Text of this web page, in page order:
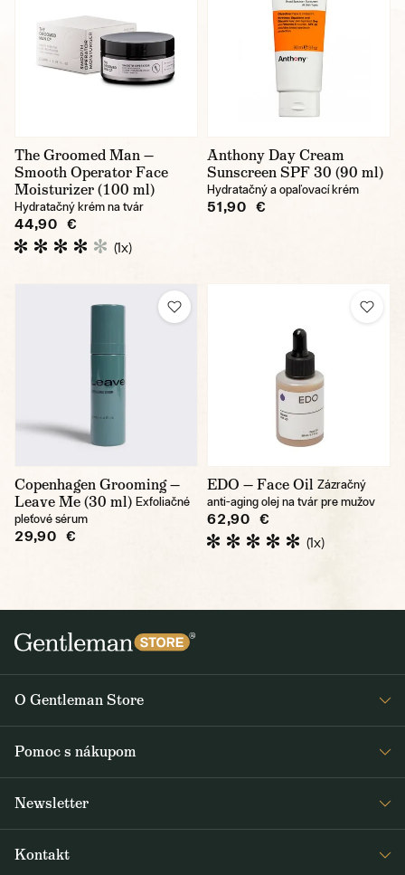
The Groomed Man —
Smooth Operator Face
Moisturizer (100 ml)
Hydratačný krém na tvár
44,90 €
(1x)
Anthony Day Cream
Sunscreen SPF 30 (90 ml)
Hydratačný a opaľovací krém
51,90 €
Copenhagen Grooming —
Leave Me (30 ml) Exfoliačné
pleťové sérum
29,90 €
EDO — Face Oil Zázračný
anti-aging olej na tvár pre mužov
62,90 €
(1x)
O Gentleman Store
Journal
Pomoc s nákupom
Obchodné podmienky
Newsletter
a špeciálnych ponukách. Posielame ich 2-3x týždenne.
Kontakt